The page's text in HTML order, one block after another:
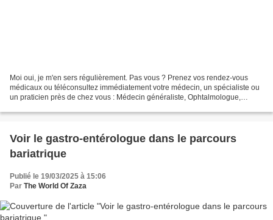
Moi oui, je m'en sers régulièrement. Pas vous ? Prenez vos rendez-vous
médicaux ou téléconsultez immédiatement votre médecin, un spécialiste ou
un praticien près de chez vous : Médecin généraliste, Ophtalmologue,
Voir le gastro-entérologue dans le parcours
bariatrique
Publié le 19/03/2025 à 15:06
Par The World Of Zaza